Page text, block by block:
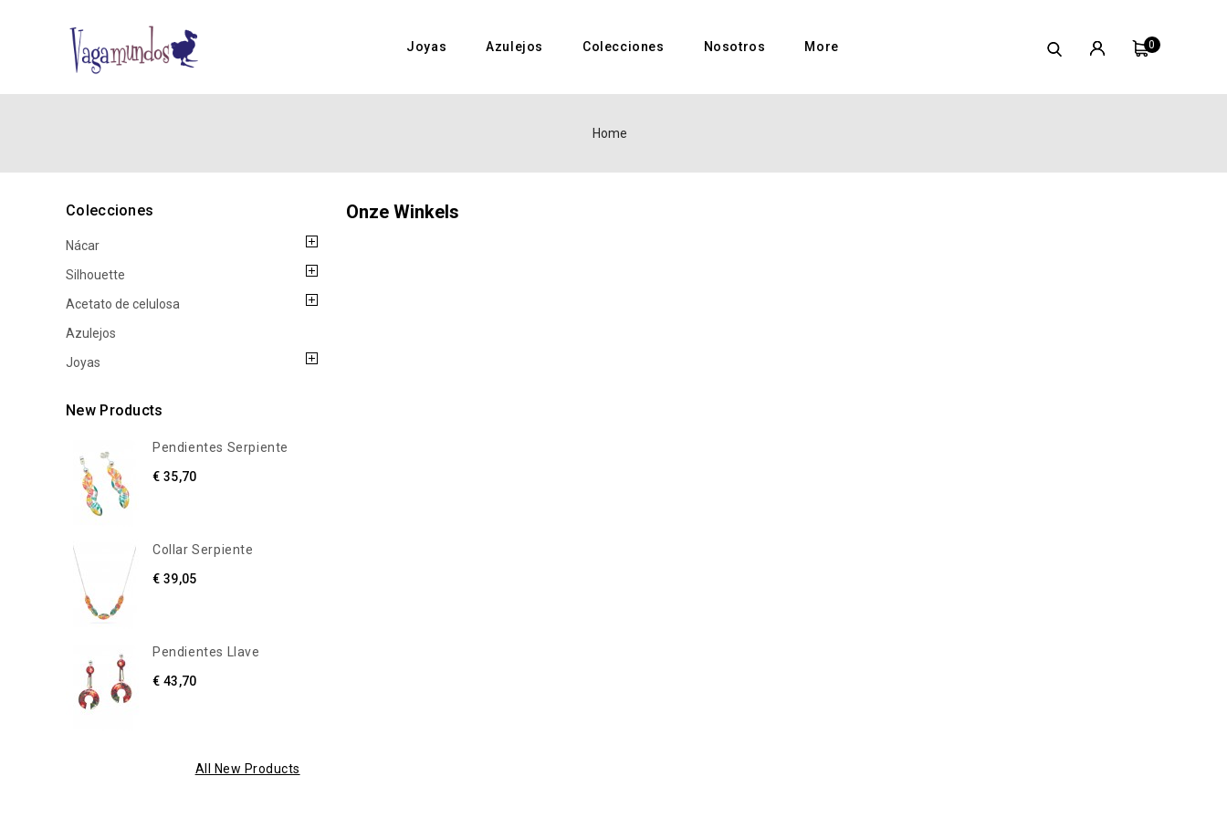
0
Joyas Azulejos Colecciones Nosotros More
Home
Colecciones
Nácar
Silhouette
Acetato de celulosa
Azulejos
Joyas
New Products
Pendientes Serpiente
€ 35,70
Collar Serpiente
€ 39,05
Pendientes Llave
€ 43,70
All New Products
Onze Winkels